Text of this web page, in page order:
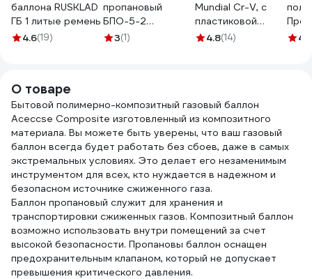
баллона RUSKLAD
ГБ 1 литые ремень
4.6(19)
пропановый
БПО-5-2
Промтехкомплект
3(1)
Mundial Cr-V, с
пластиковой
рукояткой, 250
4.8(14) 4.3
О товаре
Бытовой полимерно-композитный газовый баллон
Aceccse Composite изготовленный из композитного
материала. Вы можете быть уверены, что ваш газовый
баллон всегда будет работать без сбоев, даже в самых
экстремальных условиях. Это делает его незаменимым
инструментом для всех, кто нуждается в надежном и
безопасном источнике сжиженного газа.
Баллон пропановый служит для хранения и
транспортировки сжиженных газов. Композитный баллон
возможно использовать внутри помещений за счет
высокой безопасности. Пропановы баллон оснащен
предохранительным клапаном, который не допускает
превышения критического давления.